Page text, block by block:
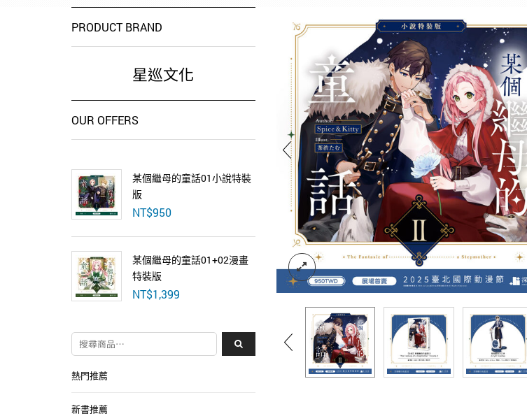
PRODUCT BRAND
星巡文化
OUR OFFERS
某個繼母的童話01小說特裝
版
NT$950
某個繼母的童話01+02漫畫
特裝版
NT$1,399
搜尋關鍵字:
熱門推薦
新書推薦